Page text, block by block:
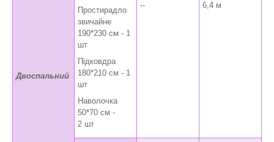
Двоспальний
Простирадло
звичайне
190*230 см - 1
шт
Підковдра
180*210 см - 1
шт
Наволочка
50*70 см -
2 шт
-- 6,4 м